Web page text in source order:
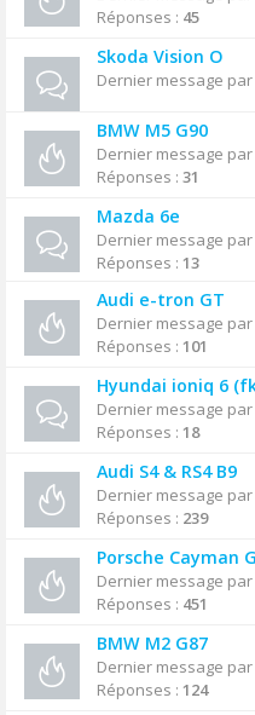
Réponses : 45
Skoda Vision O
Dernier message par
BMW M5 G90
Dernier message par
Réponses : 31
Mazda 6e
Dernier message par
Réponses : 13
Audi e-tron GT
Dernier message par
Réponses : 101
Hyundai ioniq 6
Dernier message par
Réponses : 18
Audi S4 & RS4 B9
Dernier message par
Réponses : 239
Porsche Cayman
Dernier message par
Réponses : 451
BMW M2 G87
Dernier message par
Réponses : 124